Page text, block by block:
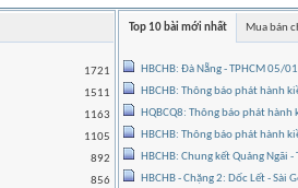
1721
1511
1163
1105
892
856
Top 10 bài mới nhất Mua bán
HBCHB: Đà Nẵng - TPHCM 05/
HBCHB: Thông báo phát hành
HQBCQ8: Thông báo phát
HBCHB: Thông báo phát hành
HBCHB: Chung kết Quảng Ngãi
HBCHB - Chặng 2: Dốc Lết - Sài